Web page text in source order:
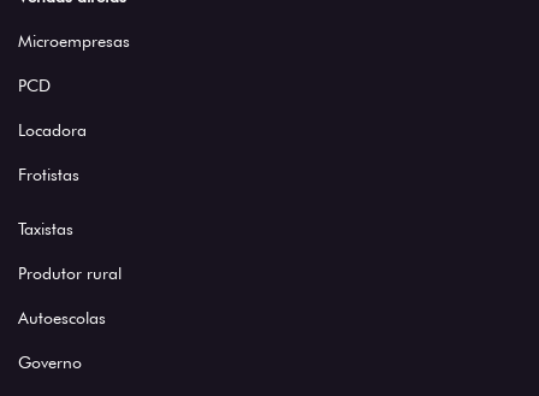
Microempresas
PCD
Locadora
Frotistas
Taxistas
Produtor rural
Autoescolas
Governo